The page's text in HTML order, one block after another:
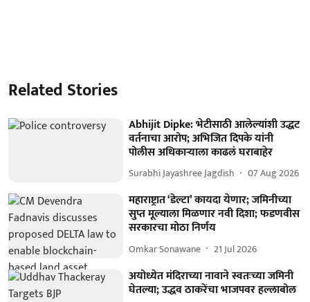
Related Stories
Abhijit Dipke: भेटीसाठी आलेल्यांशी उद्धट
वर्तनाचा आरोप; अभिजित दिपके यांनी
पोलीस अधिकाऱ्याला काढलं घराबाहेर
Surabhi Jayashree Jagdish 07 Aug 2026
महाराष्ट्रात ‘डेल्टा’ कायदा येणार; जमिनीच्या
सुप्त मूल्याला मिळणार नवी दिशा; फडणवीस
सरकारचा मोठा निर्णय
Omkar Sonawane 21 Jul 2026
अयोध्येत मंदिराच्या नावाने स्वतःच्या जमिनी
घेतल्या; उद्धव ठाकरेंचा भाजपवर हल्लाबोल